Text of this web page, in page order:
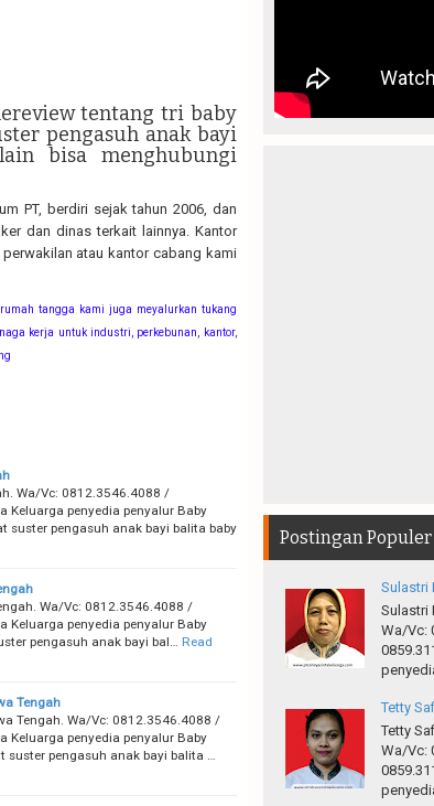
tentang tri baby
pengasuh anak bayi
bisa menghubungi
PT, berdiri sejak tahun 2006, dan
dan dinas terkait lainnya. Kantor
atau kantor cabang kami
tangga kami juga meyalurkan tukang
kerja untuk industri, perkebunan, kantor,
Wa/Vc: 0812.3546.4088 /
Keluarga penyedia penyalur Baby
suster pengasuh anak bayi balita baby
Wa/Vc: 0812.3546.4088 /
Keluarga penyedia penyalur Baby
pengasuh anak bayi bal…
Read
Tengah
Tengah. Wa/Vc: 0812.3546.4088 /
Keluarga penyedia penyalur Baby
pengasuh anak bayi balita …
Postingan Populer
Sulastri
Sulastri
Wa/Vc:
Tetty
Tetty
Wa/Vc: